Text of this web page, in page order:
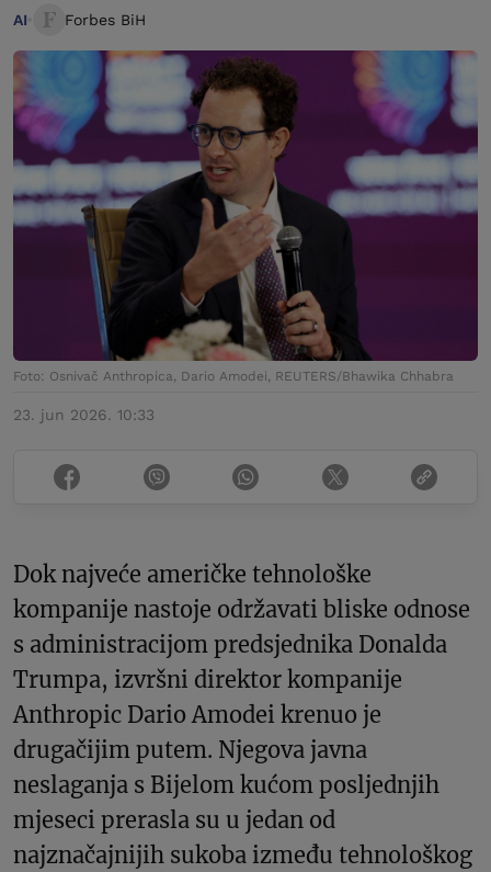
AI Forbes BiH
Foto: Osnivač Anthropica, Dario Amodei, REUTERS/Bhawika Chhabra
23. jun 2026. 10:33
Dok najveće američke tehnološke
kompanije nastoje održavati bliske odnose
s administracijom predsjednika Donalda
Trumpa, izvršni direktor kompanije
Anthropic Dario Amodei krenuo je
drugačijim putem. Njegova javna
neslaganja s Bijelom kućom posljednjih
mjeseci prerasla su u jedan od
najznačajnijih sukoba između tehnološkog